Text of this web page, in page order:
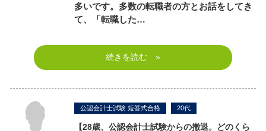
多いです。多数の転職者の方とお話をしてき
て、「転職した…
続きを読む »
公認会計士試験 短答式合格 20代
【28歳、公認会計士試験からの撤退。どのくら